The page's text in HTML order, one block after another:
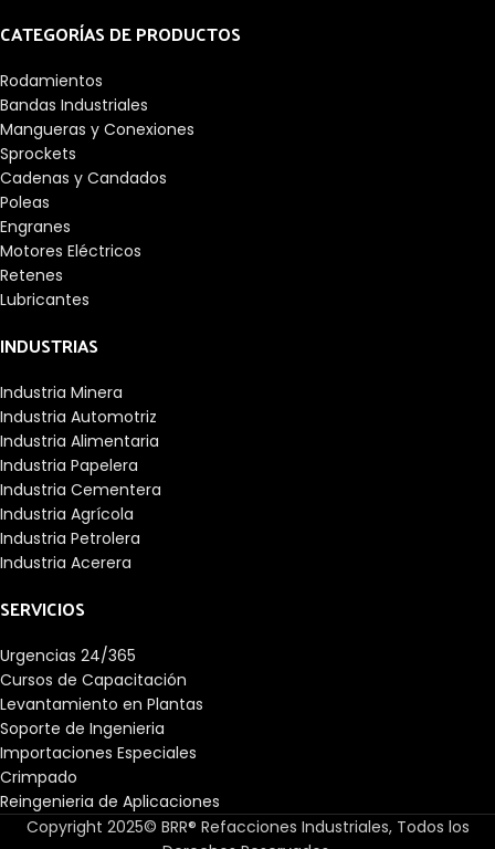
CATEGORÍAS DE PRODUCTOS
Rodamientos
Bandas Industriales
Mangueras y Conexiones
Sprockets
Cadenas y Candados
Poleas
Engranes
Motores Eléctricos
Retenes
Lubricantes
INDUSTRIAS
Industria Minera
Industria Automotriz
Industria Alimentaria
Industria Papelera
Industria Cementera
Industria Agrícola
Industria Petrolera
Industria Acerera
SERVICIOS
Urgencias 24/365
Cursos de Capacitación
Levantamiento en Plantas
Soporte de Ingenieria
Importaciones Especiales
Crimpado
Reingenieria de Aplicaciones
Copyright 2025© BRR® Refacciones Industriales, Todos los